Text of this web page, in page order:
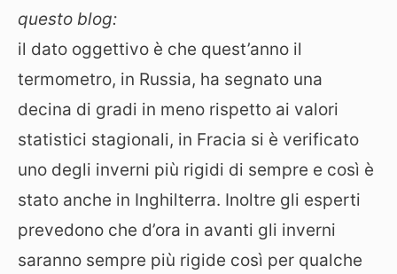
questo blog:
il dato oggettivo è che quest’anno il
termometro, in Russia, ha segnato una
decina di gradi in meno rispetto ai valori
statistici stagionali, in Fracia si è verificato
uno degli inverni più rigidi di sempre e così è
stato anche in Inghilterra. Inoltre gli esperti
prevedono che d’ora in avanti gli inverni
saranno sempre più rigide così per qualche